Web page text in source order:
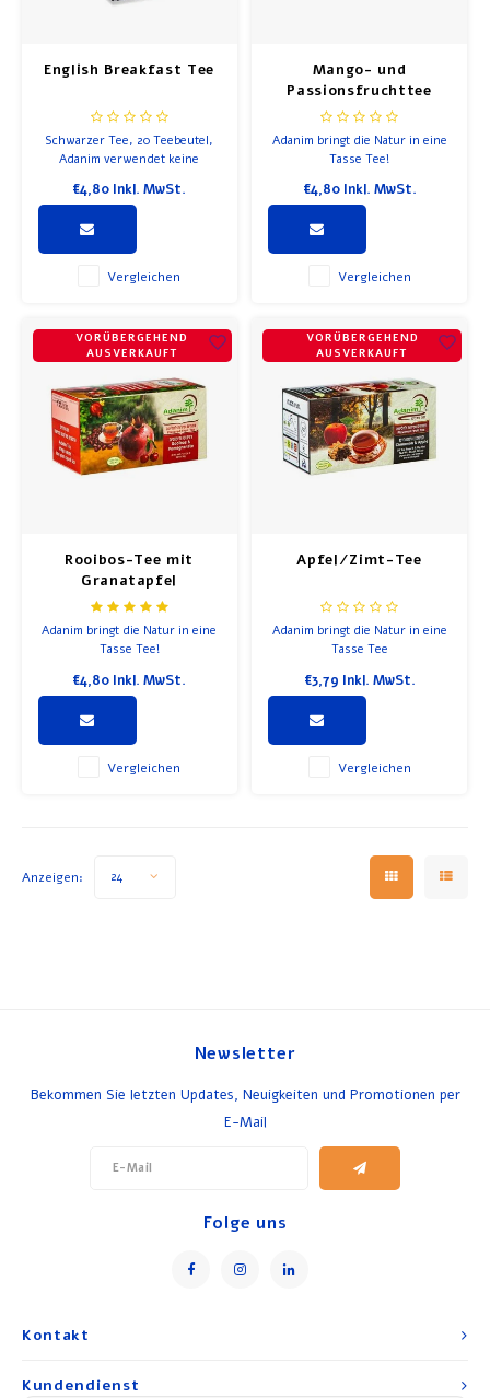
English Breakfast Tee
Schwarzer Tee, 20 Teebeutel,
Adanim verwendet keine
Düngemittel, daher ist der
€4,80 Inkl. MwSt.
Vergleichen
Mango- und
Passionsfruchttee
Adanim bringt die Natur in eine
Tasse Tee!
€4,80Inkl. MwSt.
Vergleichen
VORÜBERGEHEND
AUSVERKAUFT
Rooibos-Tee mit
Granatapfel
Adanim bringt die Natur in eine
Tasse Tee!
€4,80 Inkl. MwSt.
Vergleichen
VORÜBERGEHEND
AUSVERKAUFT
Apfel/Zimt-Tee
Adanim bringt die Natur in eine
Tasse Tee
€3,79 Inkl. MwSt.
Vergleichen
Anzeigen: 24
Kontakt
Newsletter
Bekommen Sie letzten Updates, Neuigkeiten und Promotionen per
E-Mail
Folge uns
Kundendienst